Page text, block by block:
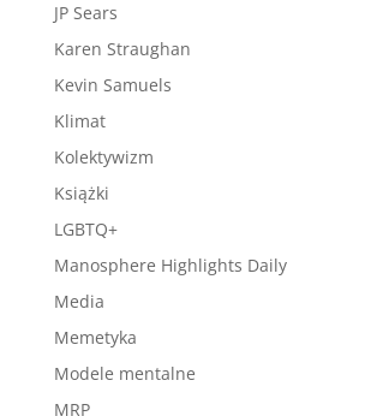
JP Sears
Karen Straughan
Kevin Samuels
Klimat
Kolektywizm
Książki
LGBTQ+
Manosphere Highlights Daily
Media
Memetyka
Modele mentalne
MRP